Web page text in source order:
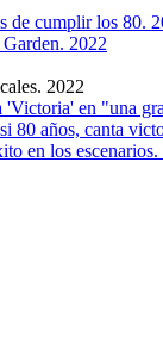
de cumplir los 80.
2022
2022
'Victoria' en "una
80 años, canta
en los escenarios.